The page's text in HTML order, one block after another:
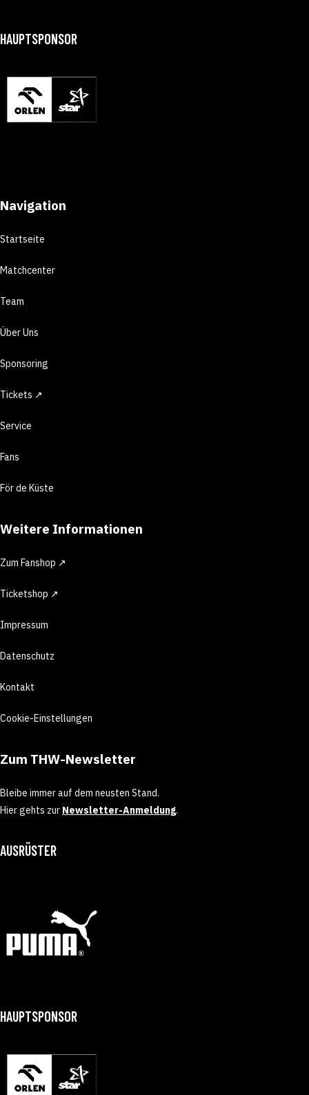
HAUPTSPONSOR
Navigation
Startseite
Matchcenter
Team
Über Uns
Sponsoring
Tickets ↗
Service
Fans
För de Küste
Weitere Informationen
Zum Fanshop ↗
Ticketshop ↗
Impressum
Datenschutz
Kontakt
Cookie-Einstellungen
Zum THW-Newsletter
Bleibe immer auf dem neusten Stand.
Hier gehts zur Newsletter-Anmeldung.
AUSRÜSTER
HAUPTSPONSOR